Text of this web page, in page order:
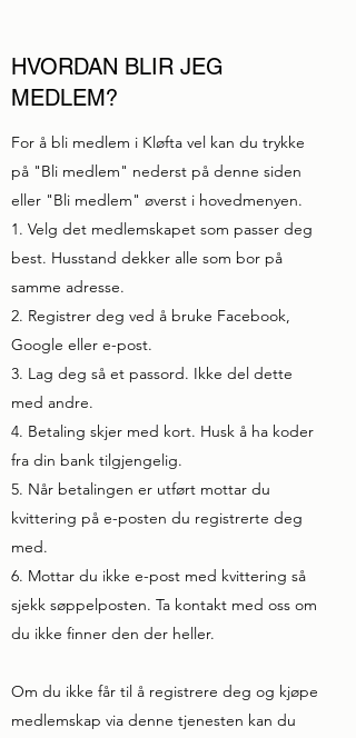
HVORDAN BLIR JEG
MEDLEM?
For å bli medlem i Kløfta vel kan du trykke
på "Bli medlem" nederst på denne siden
eller "Bli medlem" øverst i hovedmenyen.
1. Velg det medlemskapet som passer deg
best. Husstand dekker alle som bor på
samme adresse.
2. Registrer deg ved å bruke Facebook,
Google eller e-post.
3. Lag deg så et passord. Ikke del dette
med andre.
4. Betaling skjer med kort. Husk å ha koder
fra din bank tilgjengelig.
5. Når betalingen er utført mottar du
kvittering på e-posten du registrerte deg
med.
6. Mottar du ikke e-post med kvittering så
sjekk søppelposten. Ta kontakt med oss om
du ikke finner den der heller.
Om du ikke får til å registrere deg og kjøpe
medlemskap via denne tjenesten kan du